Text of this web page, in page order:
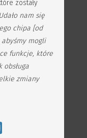
zostały
Udało nam się
chipa [od
abyśmy mogli
funkcje, które
obsługa
zmiany